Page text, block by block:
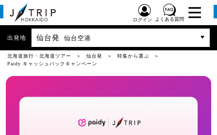
ログイン よくある質問
出発地 仙台発 仙台空港
北海道旅行・北海道ツアー 仙台発
特集から選ぶ
Paidy キャッシュバックキャンペーン